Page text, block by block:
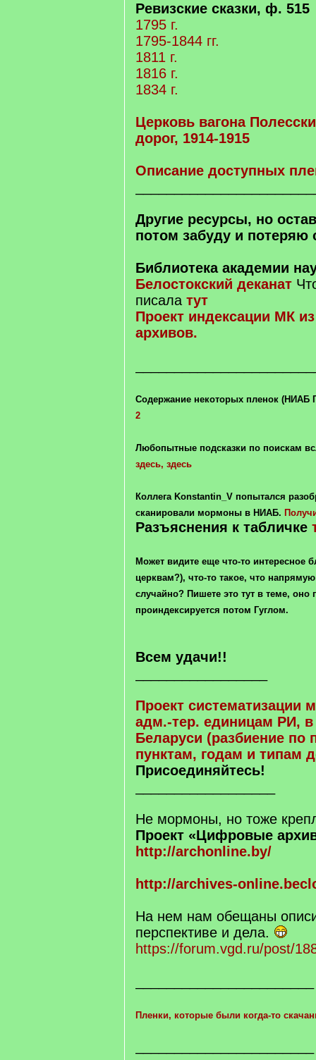
Ревизские сказки, ф. 515
1795 г.
1795-1844 гг.
1811 г.
1816 г.
1834 г.
Церковь вагона
дорог, 1914-1915
Описание доступных
Другие ресурсы, но
потом забуду и потеряю
Библиотека академии
Белостокский деканат
писала тут
Проект индексации МК
архивов.
Содержание некоторых пленок (НИАБ
2
Любопытные подсказки по поискам
здесь, здесь
Коллега Konstantin_V попытался
сканировали мормоны в НИАБ.
Разъяснения к табличке
Может видите еще что-то интересное
церквам?), что-то такое, что
случайно? Пишете это тут в теме, оно
проиндексируется потом Гуглом.
Всем удачи!!
Проект систематизации
адм.-тер. единицам РИ,
Беларуси (разбиение по
пунктам, годам и типам
Присоединяйтесь!
Не мормоны, но тоже
Проект «Цифровые
http://archonline.by/
http://archives-
На нем нам обещаны
перспективе и дела.
https://forum.vgd.ru/post/
Пленки, которые были когда-то